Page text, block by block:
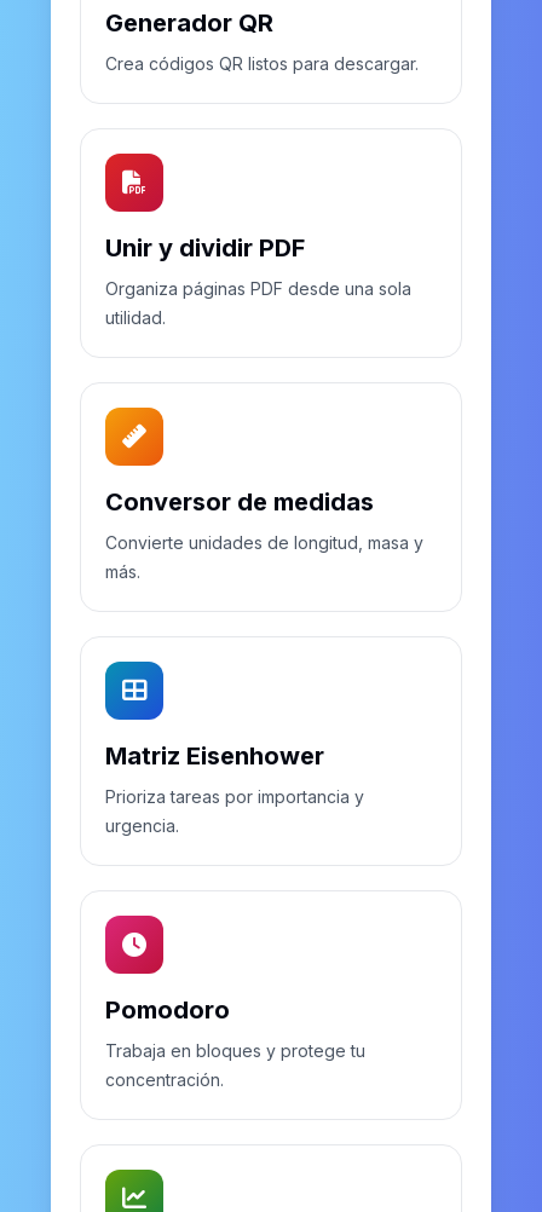
Generador QR
Crea códigos QR listos para descargar.
Unir y dividir PDF
Organiza páginas PDF desde una sola
utilidad.
Conversor de medidas
Convierte unidades de longitud, masa y
más.
Matriz Eisenhower
Prioriza tareas por importancia y
urgencia.
Pomodoro
Trabaja en bloques y protege tu
concentración.